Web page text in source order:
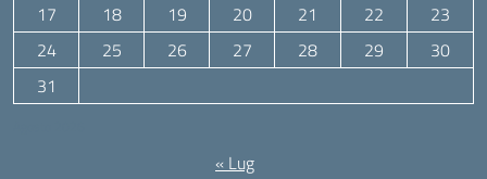
17
18 19 20 21 22
23
24
25 26 27 28 29
30
31
« Lug